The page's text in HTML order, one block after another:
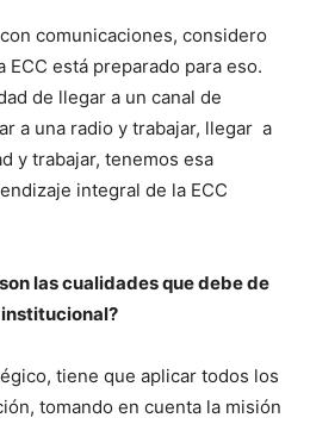
comunicaciones, considero
está preparado para eso.
de llegar a un canal de
a una radio y trabajar, llegar a
y trabajar, tenemos esa
integral de la ECC
las cualidades que debe de
tiene que aplicar todos los
tomando en cuenta la misión